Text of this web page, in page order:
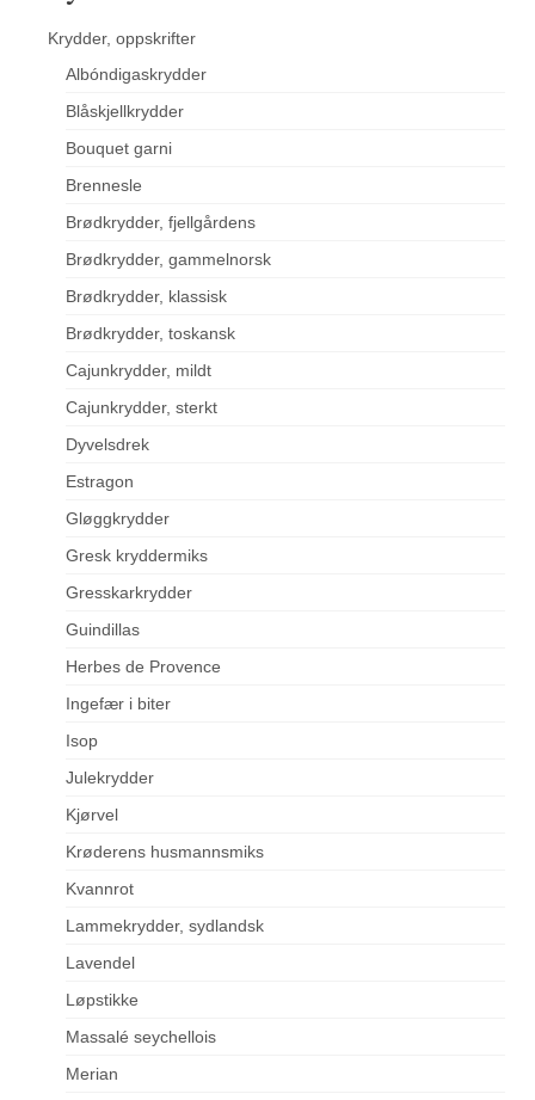
Krydder, oppskrifter
Albóndigaskrydder
Blåskjellkrydder
Bouquet garni
Brennesle
Brødkrydder, fjellgårdens
Brødkrydder, gammelnorsk
Brødkrydder, klassisk
Brødkrydder, toskansk
Cajunkrydder, mildt
Cajunkrydder, sterkt
Dyvelsdrek
Estragon
Gløggkrydder
Gresk kryddermiks
Gresskarkrydder
Guindillas
Herbes de Provence
Ingefær i biter
Isop
Julekrydder
Kjørvel
Krøderens husmannsmiks
Kvannrot
Lammekrydder, sydlandsk
Lavendel
Løpstikke
Massalé seychellois
Merian